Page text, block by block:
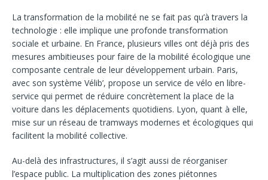
La transformation de la mobilité ne se fait pas qu’à travers la
technologie : elle implique une profonde transformation
sociale et urbaine. En France, plusieurs villes ont déjà pris des
mesures ambitieuses pour faire de la mobilité écologique une
composante centrale de leur développement urbain. Paris,
avec son système Vélib’, propose un service de vélo en libre-
service qui permet de réduire concrètement la place de la
voiture dans les déplacements quotidiens. Lyon, quant à elle,
mise sur un réseau de tramways modernes et écologiques qui
facilitent la mobilité collective.
Au-delà des infrastructures, il s’agit aussi de réorganiser
l’espace public. La multiplication des zones piétonnes